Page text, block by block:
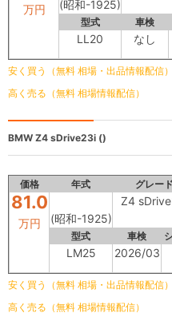
万円 (昭和-1925)
型式 車検
LL20 なし
安く買う（無料 相場・出品情報配信）
高く売る（無料 相場情報配信）
BMW Z4 sDrive23i ()
価格 年式 グレード
81.0
万円 (昭和-1925)
Z4
型式 車検
LM25 2026/03
安く買う（無料 相場・出品情報配信）
高く売る（無料 相場情報配信）